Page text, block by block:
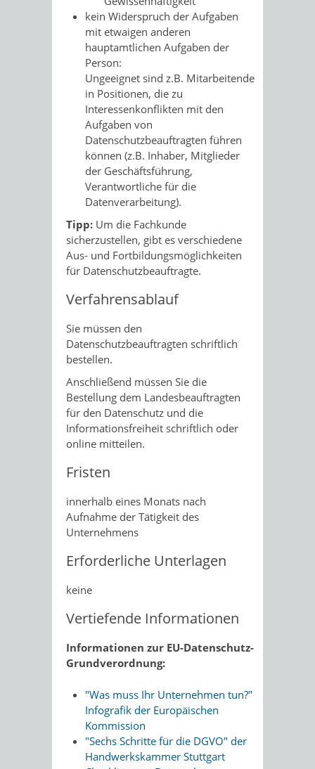
kein Widerspruch der Aufgaben
mit etwaigen anderen
hauptamtlichen Aufgaben der
Person:
Ungeeignet sind z.B. Mitarbeitende
in Positionen, die zu
Interessenkonflikten mit den
Aufgaben von
Datenschutzbeauftragten führen
können (z.B. Inhaber, Mitglieder
der Geschäftsführung,
Verantwortliche für die
Datenverarbeitung).
Tipp: Um die Fachkunde
sicherzustellen, gibt es verschiedene
Aus- und Fortbildungsmöglichkeiten
für Datenschutzbeauftragte.
Verfahrensablauf
Sie müssen den
Datenschutzbeauftragten schriftlich
bestellen.
Anschließend müssen Sie die
Bestellung dem Landesbeauftragten
für den Datenschutz und die
Informationsfreiheit schriftlich oder
online mitteilen.
Fristen
innerhalb eines Monats nach
Aufnahme der Tätigkeit des
Unternehmens
Erforderliche Unterlagen
keine
Vertiefende Informationen
Informationen zur EU-Datenschutz-
Grundverordnung:
"Was muss Ihr Unternehmen tun?"
Infografik der Europäischen
Kommission
"Sechs Schritte für die DGVO" der
Handwerkskammer Stuttgart